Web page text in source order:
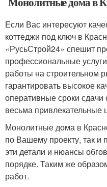
Если Вас интересуют
коттеджи под ключ в
«РусьСтрой24» спешит
профессиональные
работы на строительном
гарантировать высокое
оперативные сроки сдачи
весьма привлекательные
Монолитные дома в
по Вашему проекту, так
эти детали и нюансы
порядке. Таким же
работ.